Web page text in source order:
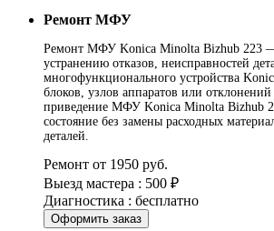
Ремонт МФУ
Ремонт МФУ Konica Minolta Bizhub 223
устранению отказов, неисправностей
многофункционального устройства
блоков, узлов аппаратов или отклонений
приведение МФУ Konica Minolta Bizhub
состояние без замены расходных
деталей.
Ремонт от 1950 руб.
Выезд мастера : 500 ₽
Диагностика : бесплатно
Оформить заказ